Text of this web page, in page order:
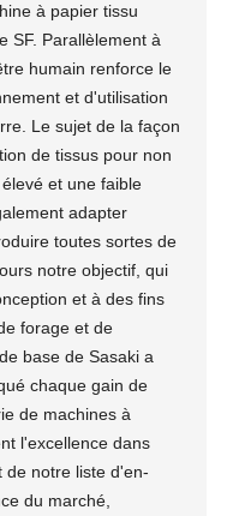
à papier tissu
SF. Parallèlement à
humain renforce le
et d'utilisation
Le sujet de la façon
de tissus pour non
et une faible
adapter
toutes sortes de
notre objectif, qui
et à des fins
forage et de
base de Sasaki a
chaque gain de
de machines à
l'excellence dans
de notre liste d'en-
du marché,